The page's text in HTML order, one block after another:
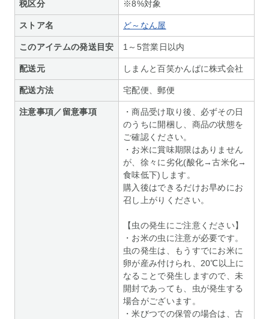
税区分 ※8%対象
ストア名 ど～なん屋
このアイテムの発送目安 1～5営業日以内
配送元 しまんと百笑かんぱに株式会社
配送方法 宅配便、郵便
注意事項／留意事項
・商品受け取り後、必ずその日
のうちに開梱し、商品の状態を
ご確認ください。
・お米に賞味期限はありません
が、徐々に劣化(酸化→古米化→
食味低下)します。
購入後はできるだけお早めにお
召し上がりください。
【虫の発生にご注意ください】
・お米の虫に注意が必要です。
虫の発生は、もうすでにお米に
卵が産み付けられ、20℃以上に
なることで発生しますので、未
開封であっても、虫が発生する
場合がございます。
・米びつでの保管の場合は、古